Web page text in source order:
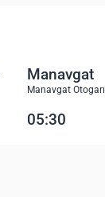
Manavgat
Manavgat Otogarı
05:30